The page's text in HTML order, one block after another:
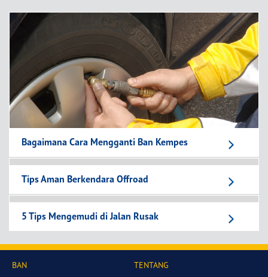
Bagaimana Cara Mengganti Ban Kempes
Tips Aman Berkendara Offroad
5 Tips Mengemudi di Jalan Rusak
BAN
TENTANG